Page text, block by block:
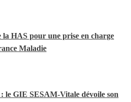
la HAS pour une prise en charge
Maladie
le GIE SESAM-Vitale dévoile son